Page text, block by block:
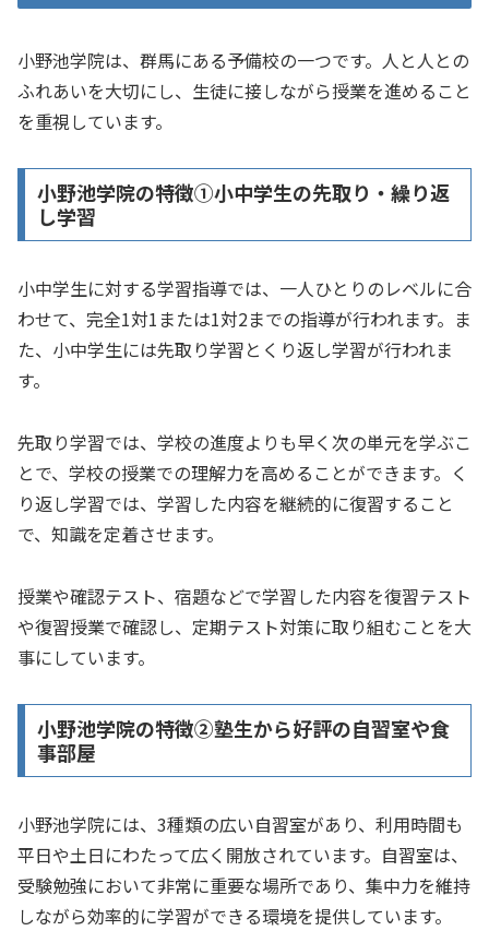
小野池学院は、群馬にある予備校の一つです。​​人と人との
ふれあいを大切にし、​生徒に接しながら授業を進めること
を重視しています。
小野池学院の特徴①小中学生の先取り・繰り返
し学習
小中学生に対する学習指導では、一人ひとりのレベルに合
わせて、完全1対1または1対2までの指導が行われます。ま
た、小中学生には先取り学習とくり返し学習が行われま
す。
先取り学習では、学校の進度よりも早く次の単元を学ぶこ
とで、学校の授業での理解力を高めることができます。く
り返し学習では、学習した内容を継続的に復習すること
で、知識を定着させます。
授業や確認テスト、宿題などで学習した内容を復習テスト
や復習授業で確認し、定期テスト対策に取り組むことを大
事にしています。
小野池学院の特徴②塾生から好評の自習室や食
事部屋
小野池学院には、3種類の広い自習室があり、利用時間も
平日や土日にわたって広く開放されています。自習室は、
受験勉強において非常に重要な場所であり、集中力を維持
しながら効率的に学習ができる環境を提供しています。